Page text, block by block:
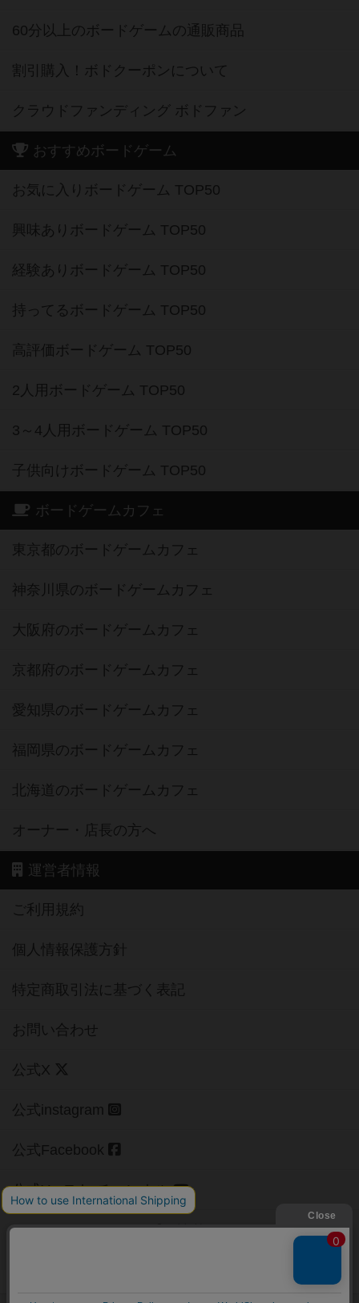
60分以上のボードゲームの通販商品
割引購入！ボドクーポンについて
クラウドファンディング ボドファン
おすすめボードゲーム
お気に入りボードゲーム TOP50
興味ありボードゲーム TOP50
経験ありボードゲーム TOP50
持ってるボードゲーム TOP50
高評価ボードゲーム TOP50
2人用ボードゲーム TOP50
3～4人用ボードゲーム TOP50
子供向けボードゲーム TOP50
ボードゲームカフェ
東京都のボードゲームカフェ
神奈川県のボードゲームカフェ
大阪府のボードゲームカフェ
京都府のボードゲームカフェ
愛知県のボードゲームカフェ
福岡県のボードゲームカフェ
北海道のボードゲームカフェ
オーナー・店長の方へ
運営者情報
ご利用規約
個人情報保護方針
特定商取引法に基づく表記
お問い合わせ
公式X
公式instagram
公式Facebook
公式YouTubeチャンネル
Copyright (c)